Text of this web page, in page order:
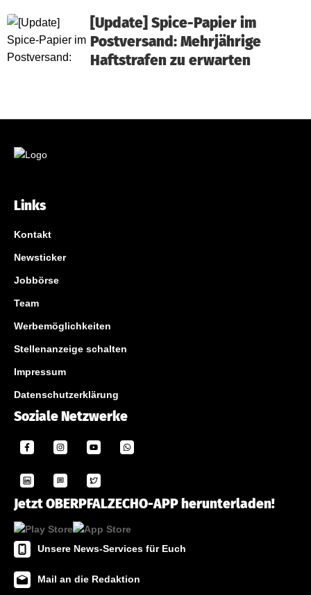
[Update] Spice-Papier im
Postversand: Mehrjährige
Haftstrafen zu erwarten
Links
Kontakt
Newsticker
Jobbörse
Team
Werbemöglichkeiten
Stellenanzeige schalten
Impressum
Datenschutzerklärung
Soziale Netzwerke
Jetzt OBERPFALZECHO-APP herunterladen!
Unsere News-Services für Euch
Mail an die Redaktion